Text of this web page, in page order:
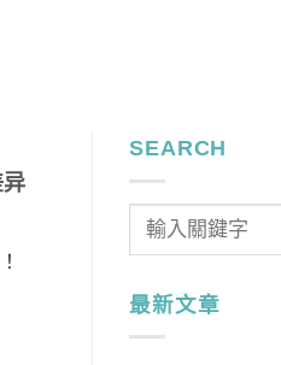
SEARCH
最新文章